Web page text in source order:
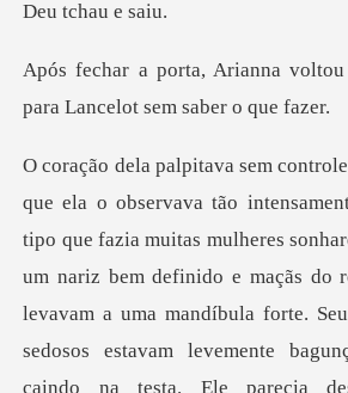
para L
um nariz bem definido e maçãs do
levavam a uma mandíbula forte.
sedosos estavam levement